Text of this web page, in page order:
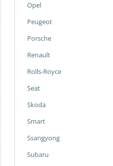
Opel
Peugeot
Porsche
Renault
Rolls-Royce
Seat
Skoda
Smart
Ssangyong
Subaru